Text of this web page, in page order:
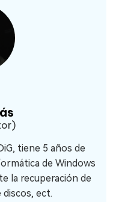
tiene 5 años de
de Windows
la recuperación de
ect.